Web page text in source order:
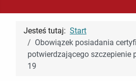
Jesteś tutaj: Start
Obowiązek posiadania
potwierdzającego szczepienie
19